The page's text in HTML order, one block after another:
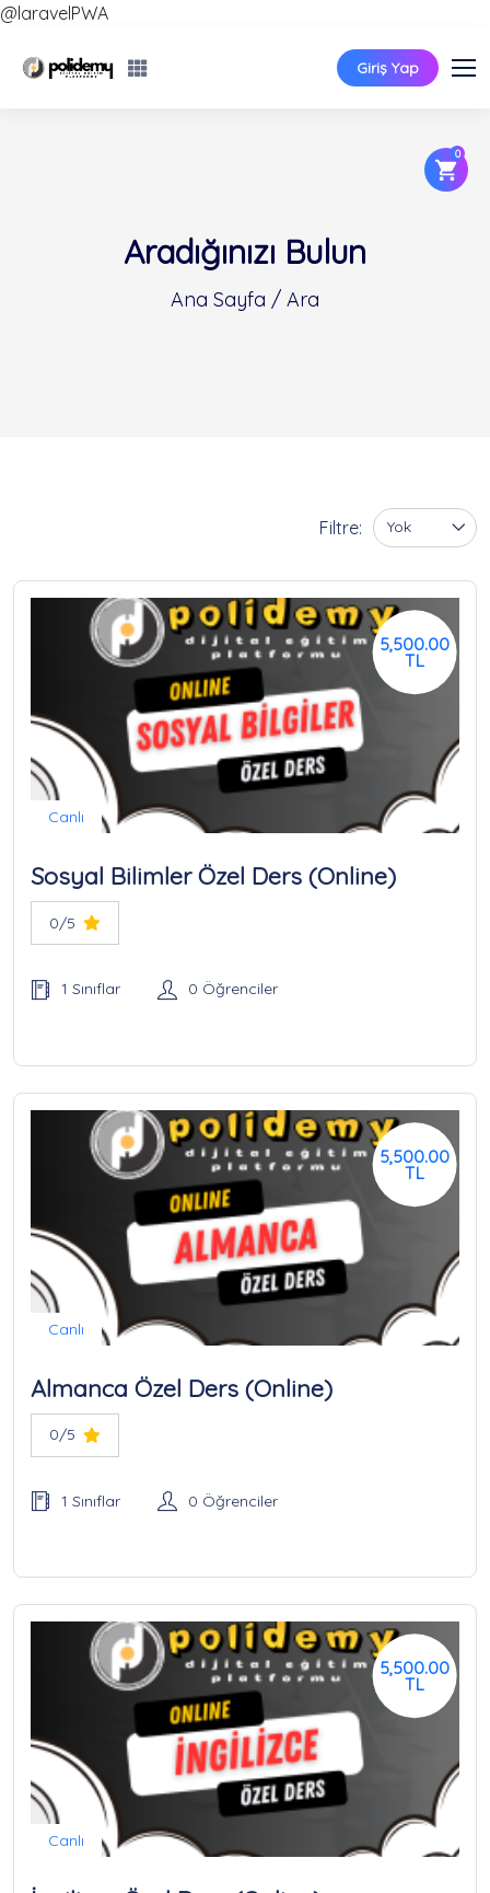
@laravelPWA
Giriş Yap
0
Aradığınızı Bulun
Ana Sayfa / Ara
Filtre: Yok
5,500.00
TL
Canlı
Sosyal Bilimler Özel Ders (Online)
0/5
1 Sınıflar 0 Öğrenciler
5,500.00
TL
Canlı
Almanca Özel Ders (Online)
0/5
1 Sınıflar 0 Öğrenciler
5,500.00
TL
Canlı